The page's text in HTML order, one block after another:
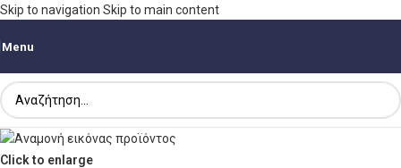
Skip to navigation Skip to main content
Menu
Click to enlarge